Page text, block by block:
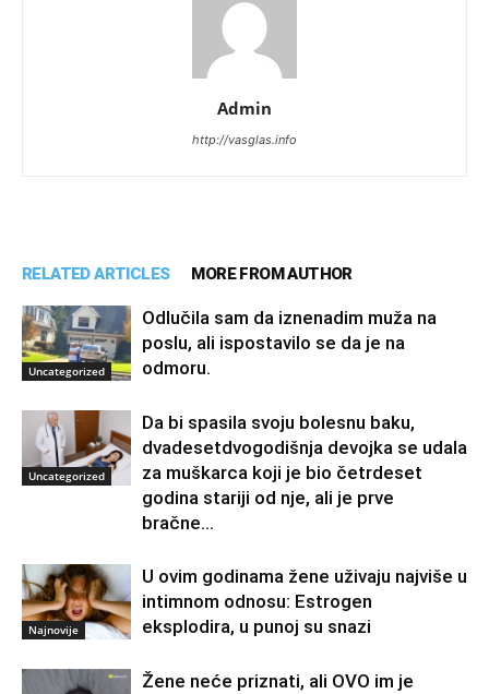
Admin
http://vasglas.info
RELATED ARTICLES MORE FROM AUTHOR
Uncategorized
Odlučila sam da iznenadim muža na
poslu, ali ispostavilo se da je na
odmoru.
Uncategorized
Da bi spasila svoju bolesnu baku,
dvadesetdvogodišnja devojka se udala
za muškarca koji je bio četrdeset
godina stariji od nje, ali je prve
bračne...
Najnovije
U ovim godinama žene uživaju najviše u
intimnom odnosu: Estrogen
eksplodira, u punoj su snazi
Žene neće priznati, ali OVO im je